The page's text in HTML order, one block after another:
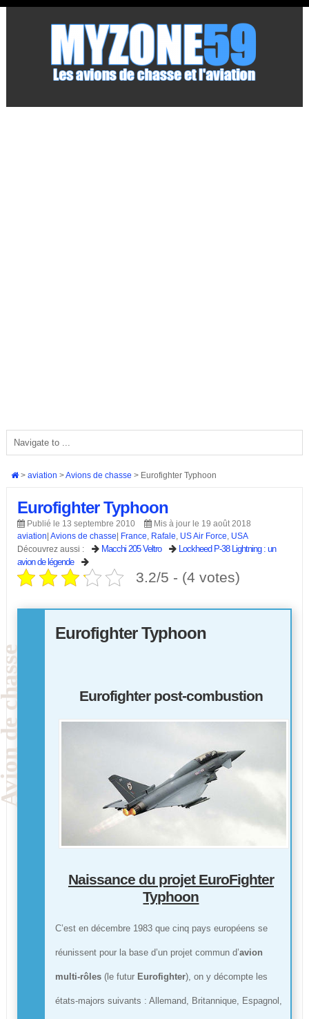
> aviation >Avions de chasse > Eurofighter Typhoon
Eurofighter Typhoon
Publié le 13 septembre 2010
Mis à jour le 19 août 2018
aviation Avions de chasse France, Rafale, US Air Force, USA
Découvrez aussi :
Macchi 205 Veltro
Lockheed P-38 Lightning : un
avion de légende
3.2/5 - (4 votes)
Eurofighter Typhoon
Eurofighter post-combustion
Naissance du projet EuroFighter
Typhoon
C’est en décembre 1983 que cinq pays européens se
réunissent pour la base d’un projet commun d’avion
multi-rôles(le futur Eurofighter), on y décompte les
états-majors suivants : Allemand, Britannique, Espagnol,